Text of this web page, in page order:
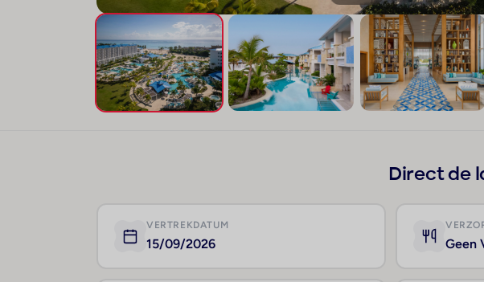
Direct de
VERTREKDATUM
15/09/2026 Geen